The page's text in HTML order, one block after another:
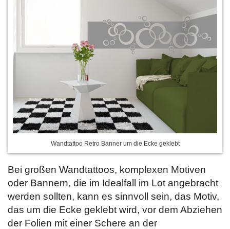
Wandtattoo Retro Banner um die Ecke geklebt
Bei großen Wandtattoos, komplexen Motiven
oder Bannern, die im Idealfall im Lot angebracht
werden sollten, kann es sinnvoll sein, das Motiv,
das um die Ecke geklebt wird, vor dem Abziehen
der Folien mit einer Schere an der